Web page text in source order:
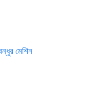
মেশিন